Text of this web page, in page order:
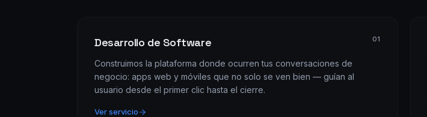
Desarrollo de Software 01
Construimos la plataforma donde ocurren tus conversaciones de
negocio: apps web y móviles que no solo se ven bien — guían al
usuario desde el primer clic hasta el cierre.
Ver servicio